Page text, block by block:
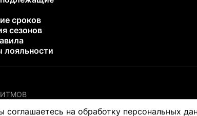
сроков
сезонов
лояльности
каких-либо проблем со здоровьем.
на обработку персональных